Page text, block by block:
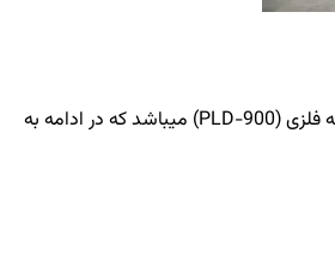
پناد پلاستیک تولید کننده بشکه پلاستیکی ۲۲۰ لیتری دهانه باز و بسته و بشکه فلزی (PLD-900) میباشد که در ادامه به